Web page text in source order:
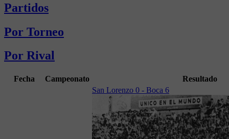
Partidos
Por Torneo
Por Rival
Fecha Campeonato Resultado
San Lorenzo 0 - Boca 6